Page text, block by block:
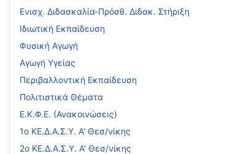
Ενισχ. Διδασκαλία-Πρόσθ. Διδακ. Στήριξη
Ιδιωτική Εκπαίδευση
Φυσική Αγωγή
Αγωγή Υγείας
Περιβαλλοντική Εκπαίδευση
Πολιτιστικά Θέματα
Ε.Κ.Φ.Ε. (Ανακοινώσεις)
1ο ΚΕ.Δ.Α.Σ.Υ. Α' Θεσ/νίκης
2ο ΚΕ.Δ.Α.Σ.Υ. Α' Θεσ/νίκης